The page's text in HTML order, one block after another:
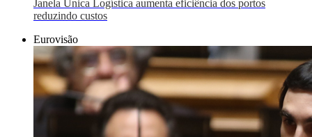
Janela Única Logística aumenta eficiência dos portos
reduzindo custos
Eurovisão